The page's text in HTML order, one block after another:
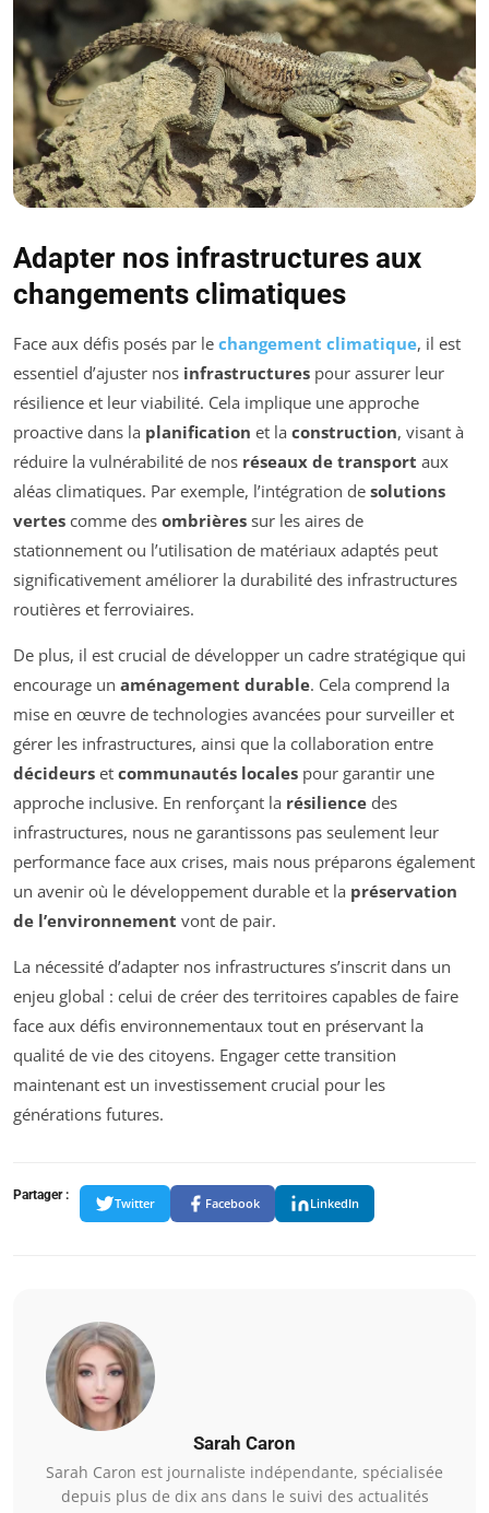
Adapter nos infrastructures aux
changements climatiques
Face aux défis posés par le changement climatique, il est
essentiel d’ajuster nos infrastructures pour assurer leur
résilience et leur viabilité. Cela implique une approche
proactive dans la planification et la construction, visant à
réduire la vulnérabilité de nos réseaux de transport aux
aléas climatiques. Par exemple, l’intégration de solutions
vertes comme des ombrières sur les aires de
stationnement ou l’utilisation de matériaux adaptés peut
significativement améliorer la durabilité des infrastructures
routières et ferroviaires.
De plus, il est crucial de développer un cadre stratégique qui
encourage un aménagement durable. Cela comprend la
mise en œuvre de technologies avancées pour surveiller et
gérer les infrastructures, ainsi que la collaboration entre
décideurs et communautés locales pour garantir une
approche inclusive. En renforçant la résilience des
infrastructures, nous ne garantissons pas seulement leur
performance face aux crises, mais nous préparons également
un avenir où le développement durable et la préservation
de l’environnement vont de pair.
La nécessité d’adapter nos infrastructures s’inscrit dans un
enjeu global : celui de créer des territoires capables de faire
face aux défis environnementaux tout en préservant la
qualité de vie des citoyens. Engager cette transition
maintenant est un investissement crucial pour les
générations futures.
Partager :
Twitter Facebook LinkedIn
Sarah Caron
Sarah Caron est journaliste indépendante, spécialisée
depuis plus de dix ans dans le suivi des actualités